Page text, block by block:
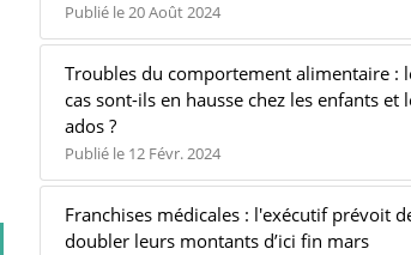
Publié le 20 Août 2024
Troubles du comportement alimentaire :
cas sont-ils en hausse chez les enfants et
ados ?
Publié le 12 Févr. 2024
Franchises médicales : l'exécutif prévoit
doubler leurs montants d’ici fin mars